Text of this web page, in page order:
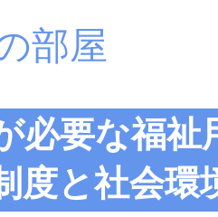
部屋
必要な福祉
度と社会環